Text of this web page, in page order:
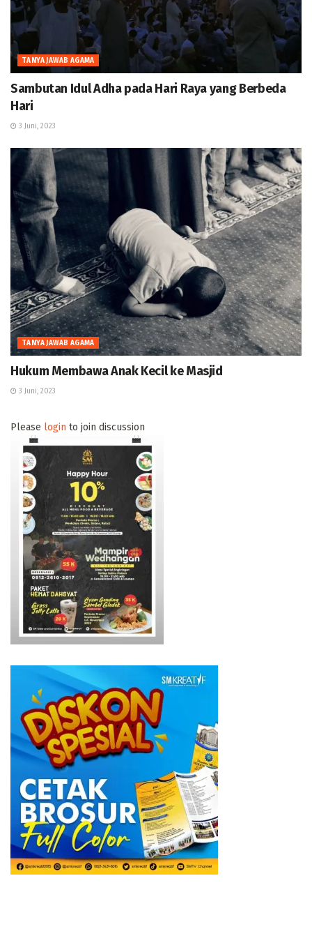
TANYA JAWAB AGAMA
Sambutan Idul Adha pada Hari Raya yang Berbeda
Hari
3 Juni, 2023
TANYA JAWAB AGAMA
Hukum Membawa Anak Kecil ke Masjid
3 Juni, 2023
Please login to join discussion